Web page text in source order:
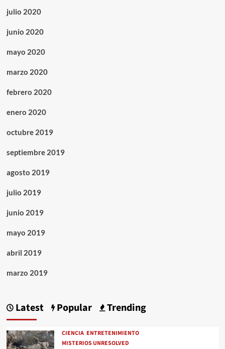
julio 2020
junio 2020
mayo 2020
marzo 2020
febrero 2020
enero 2020
octubre 2019
septiembre 2019
agosto 2019
julio 2019
junio 2019
mayo 2019
abril 2019
marzo 2019
Latest Popular Trending
CIENCIA ENTRETENIMIENTO
MISTERIOS UNRESOLVED